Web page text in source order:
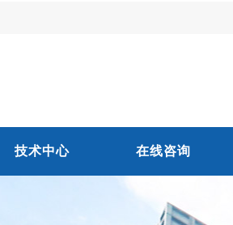
技术中心 在线咨询